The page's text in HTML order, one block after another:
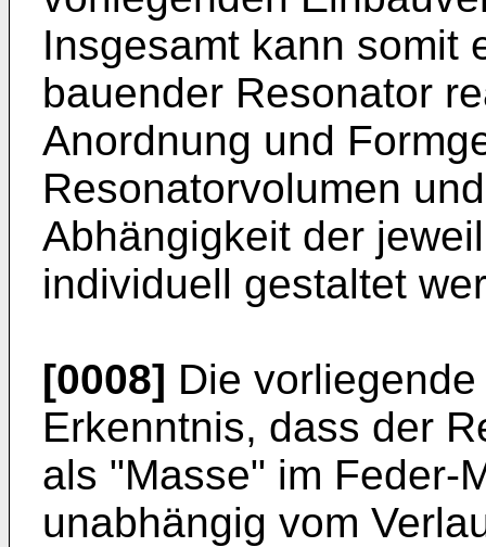
Insgesamt kann somit
bauender Resonator
Anordnung und
Resonatorvolumen
Abhängigkeit der
individuell gestaltet
[0008] Die
Erkenntnis, dass der
als "Masse" im Feder-
unabhängig vom